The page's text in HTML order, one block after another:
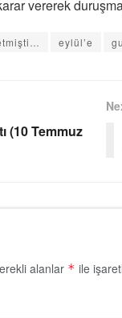
vererek
eylül’e
(10 Temmuz
alanlar * ile